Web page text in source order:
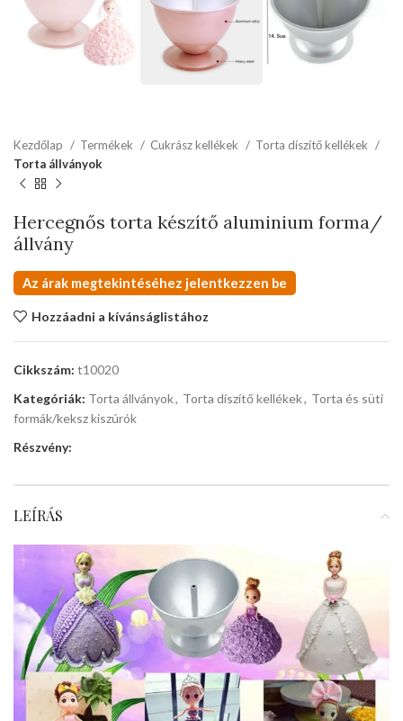
Kezdőlap Termékek Cukrász kellékek
Torta díszítő kellékek
Torta állványok
Hercegnős torta készítő aluminium forma/
állvány
Az árak megtekintéséhez jelentkezzen be
Hozzáadni a kívánságlistához
Cikkszám: t10020
Kategóriák: Torta állványok, Torta díszítő kellékek, Torta és süti
formák/keksz kiszúrók
Részvény:
LEÍRÁS